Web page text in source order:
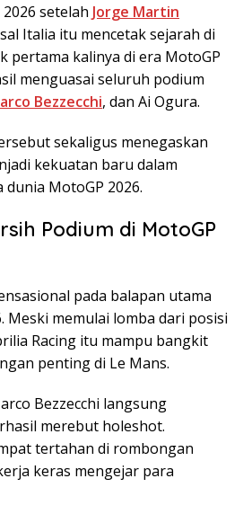
setelah Jorge Martin
Italia itu mencetak sejarah di
pertama kalinya di era MotoGP
menguasai seluruh podium
Bezzecchi, dan Ai Ogura.
sekaligus menegaskan
kekuatan baru dalam
MotoGP 2026.
Podium di MotoGP
pada balapan utama
Meski memulai lomba dari posisi
Racing itu mampu bangkit
penting di Le Mans.
Bezzecchi langsung
merebut holeshot.
tertahan di rombongan
keras mengejar para